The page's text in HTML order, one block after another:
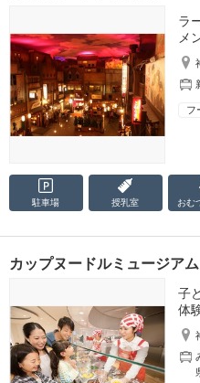
ラ
メ
フ
駐車場 授乳室 おむ
カップヌードルミュージア
子
体